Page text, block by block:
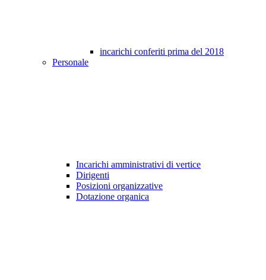
incarichi conferiti prima del 2018
Personale
Incarichi amministrativi di vertice
Dirigenti
Posizioni organizzative
Dotazione organica